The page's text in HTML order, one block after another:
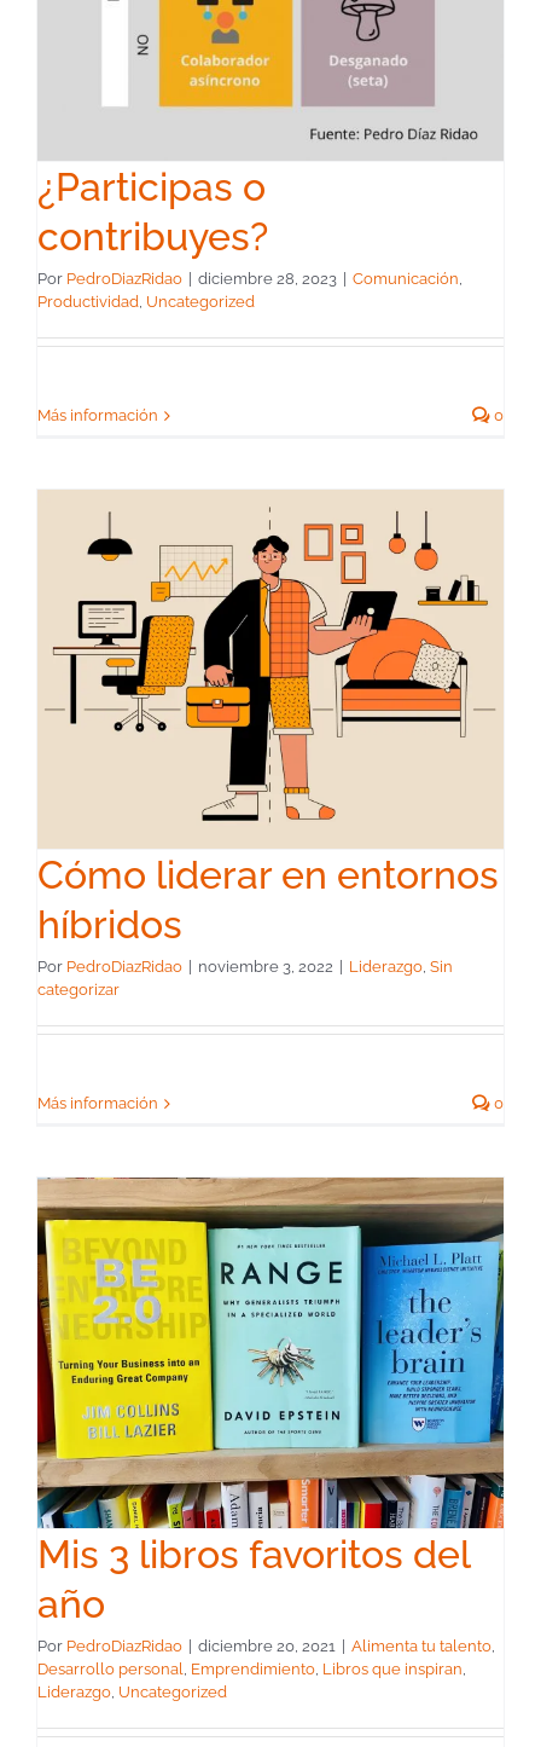
¿Participas o
contribuyes?
Por PedroDiazRidao diciembre 28, 2023 Comunicación,
Productividad, Uncategorized
Más información 0
Cómo liderar en entornos
híbridos
Por PedroDiazRidao noviembre 3, 2022 Liderazgo, Sin
categorizar
Más información 0
Mis 3 libros favoritos del
año
Por PedroDiazRidao | diciembre 20, 2021 | Alimenta tu talento
Desarrollo personal Emprendimiento Libros que inspiran
Liderazgo Uncategorized